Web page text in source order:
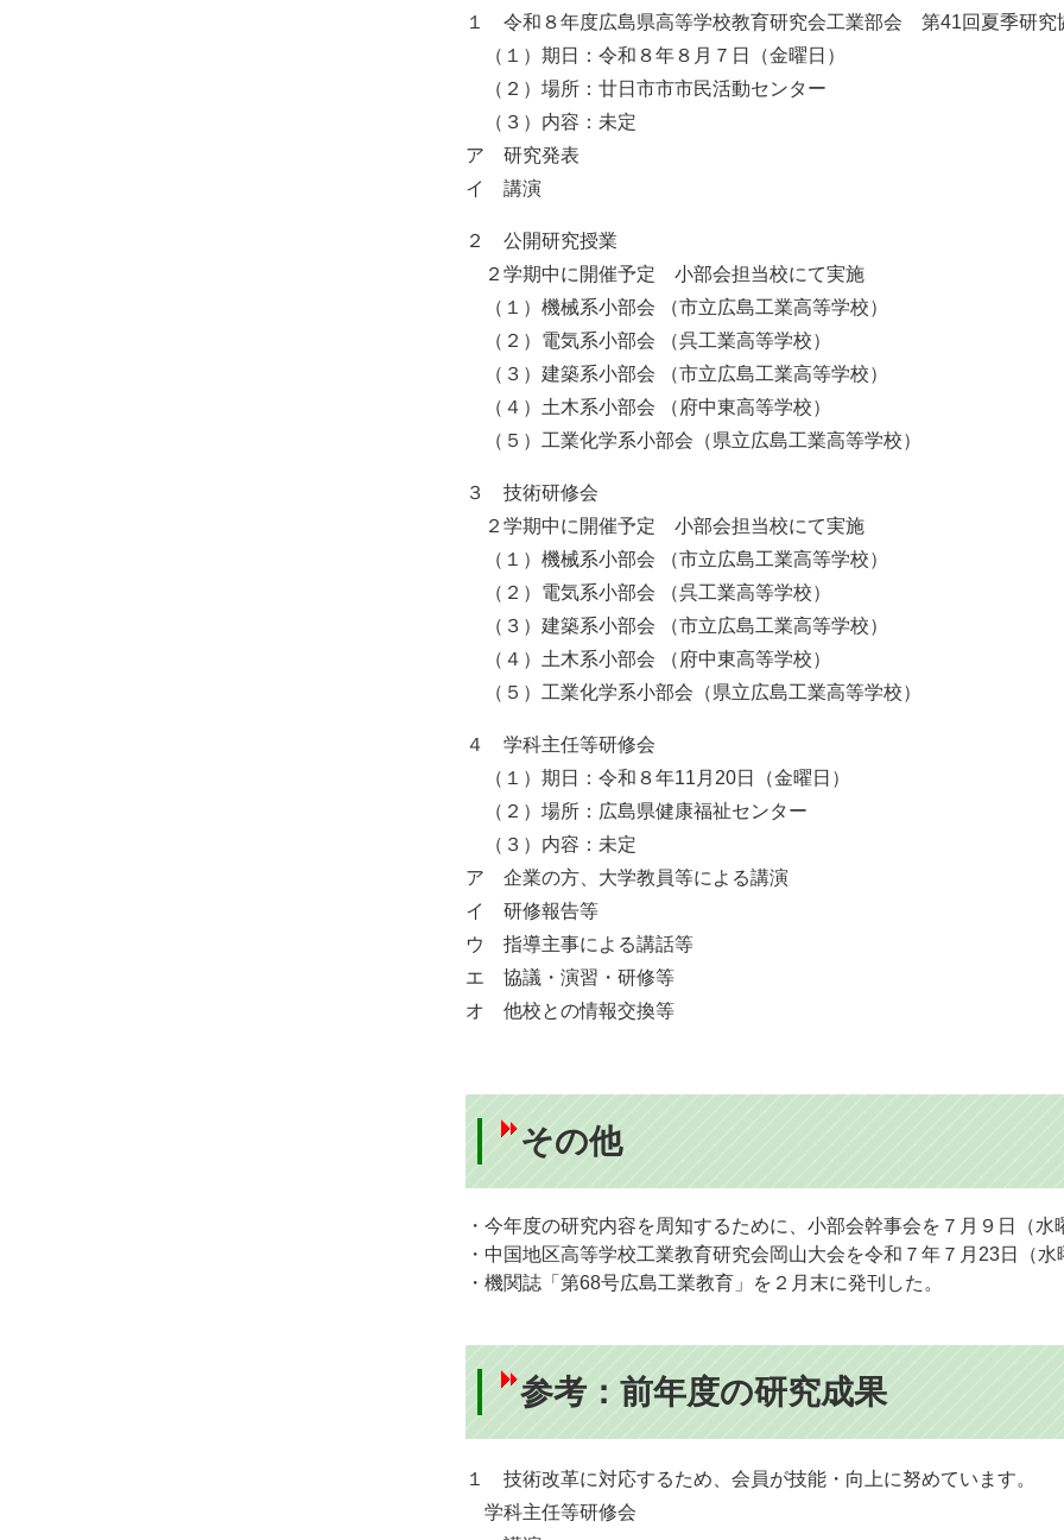
１ 令和８年度広島県高等学校教育研究会工業部会 第41回夏季研究
（１）期日：令和８年８月７日（金曜日）
（２）場所：廿日市市市民活動センター
（３）内容：未定
ア 研究発表
イ 講演
２ 公開研究授業
２学期中に開催予定 小部会担当校にて実施
（１）機械系小部会 （市立広島工業高等学校）
（２）電気系小部会 （呉工業高等学校）
（３）建築系小部会 （市立広島工業高等学校）
（４）土木系小部会 （府中東高等学校）
（５）工業化学系小部会（県立広島工業高等学校）
３ 技術研修会
２学期中に開催予定 小部会担当校にて実施
（１）機械系小部会 （市立広島工業高等学校）
（２）電気系小部会 （呉工業高等学校）
（３）建築系小部会 （市立広島工業高等学校）
（４）土木系小部会 （府中東高等学校）
（５）工業化学系小部会（県立広島工業高等学校）
４ 学科主任等研修会
（１）期日：令和８年11月20日（金曜日）
（２）場所：広島県健康福祉センター
（３）内容：未定
ア 企業の方、大学教員等による講演
イ 研修報告等
ウ 指導主事による講話等
エ 協議・演習・研修等
オ 他校との情報交換等
​その他
・今年度の研究内容を周知するために、小部会幹事会を７月９日（
・中国地区高等学校工業教育研究会岡山大会を令和７年７月23日（
・機関誌「第68号広島工業教育」を２月末に発刊した。
​参考：前年度の研究成果
１ 技術改革に対応するため、会員が技能・向上に努めています。
学科主任等研修会